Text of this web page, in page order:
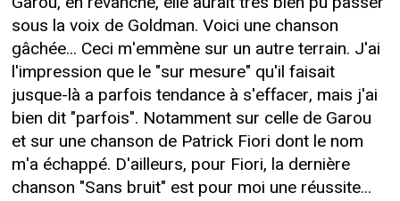
sous la voix de Goldman. Voici une chanson
gâchée... Ceci m'emmène sur un autre terrain. J'ai
l'impression que le "sur mesure" qu'il faisait
jusque-là a parfois tendance à s'effacer, mais j'ai
bien dit "parfois". Notamment sur celle de Garou
et sur une chanson de Patrick Fiori dont le nom
m'a échappé. D'ailleurs, pour Fiori, la dernière
chanson "Sans bruit" est pour moi une réussite...